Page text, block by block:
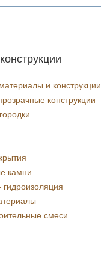
и конструкции
конструкции
камни
гидроизоляция
смеси